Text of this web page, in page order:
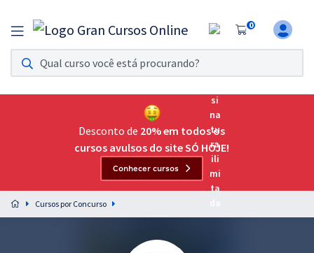
0
Assinatura Ilimitada 11
Acesso a todos os cursos. Teste grátis por 7 dias!
Assinatura OAB Até Passar
Acesso ilimitado a toda preparação para o Exame da
Preparação completa e intensiva para as principais
residências em saúde do Brasil
Desconto de 20% em todos os
cursos avulsos do site SÓ HOJE!
Conhecer cursos
Cursos por Concurso